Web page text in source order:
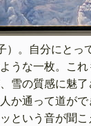
）。自分にとっ
うな一枚。こ
雪の質感に魅了
か通って道が
という音が聞こ